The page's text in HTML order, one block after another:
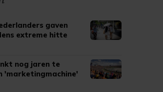
gaven
extreme hitte
nog jaren te
'marketingmachine'